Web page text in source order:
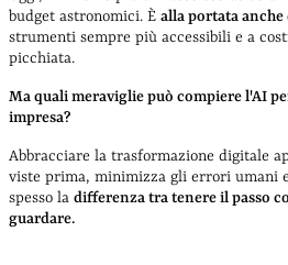
budget astronomici. È alla portata anche
strumenti sempre più accessibili e a
picchiata.
Ma quali meraviglie può compiere l'AI
impresa?
Abbracciare la trasformazione digitale
viste prima, minimizza gli errori umani
spesso la differenza tratenere il passo
guardare.